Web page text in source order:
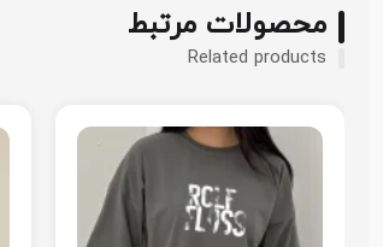
محصولات مرتبط
Related products